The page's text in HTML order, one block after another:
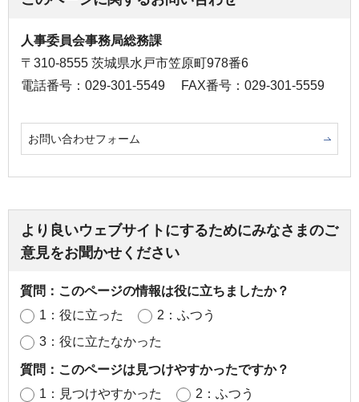
人事委員会事務局総務課
〒310-8555 茨城県水戸市笠原町978番6
電話番号：029-301-5549
FAX番号：029-301-5559
お問い合わせフォーム
より良いウェブサイトにするためにみなさまのご
意見をお聞かせください
質問：このページの情報は役に立ちましたか？
1：役に立った
2：ふつう
3：役に立たなかった
質問：このページは見つけやすかったですか？
1：見つけやすかった
2：ふつう